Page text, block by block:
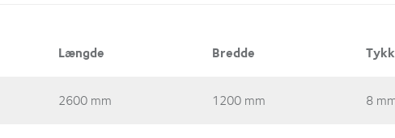
Længde Bredde
2600 mm 1200 mm 8